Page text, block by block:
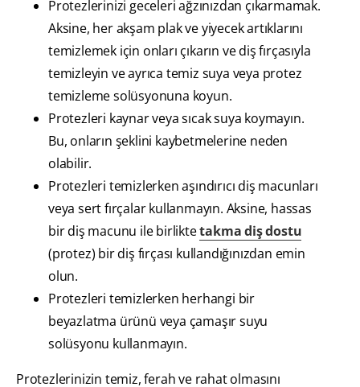
Protezlerinizi geceleri ağzınızdan çıkarmamak.
Aksine, her akşam plak ve yiyecek artıklarını
temizlemek için onları çıkarın ve diş fırçasıyla
temizleyin ve ayrıca temiz suya veya protez
temizleme solüsyonuna koyun.
Protezleri kaynar veya sıcak suya koymayın.
Bu, onların şeklini kaybetmelerine neden
olabilir.
Protezleri temizlerken aşındırıcı diş macunları
veya sert fırçalar kullanmayın. Aksine, hassas
bir diş macunu ile birliktetakma dişdostu
(protez) bir diş fırçası kullandığınızdan emin
olun.
Protezleri temizlerken herhangi bir
beyazlatma ürünü veya çamaşır suyu
solüsyonu kullanmayın.
Protezlerinizin temiz, ferah ve rahat olmasını